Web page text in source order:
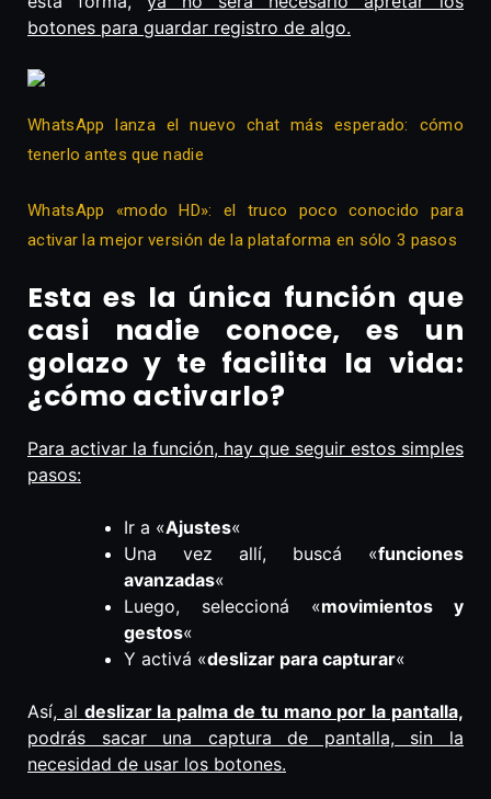
botones para guardar registro de algo.
WhatsApp lanza el nuevo chat más esperado: cómo
tenerlo antes que nadie
WhatsApp «modo HD»: el truco poco conocido para
activar la mejor versión de la plataforma en sólo 3 pasos
Esta es la única función que
casi nadie conoce, es un
golazo y te facilita la vida:
¿cómo activarlo?
Para activar la función, hay que seguir estos simples
pasos:
Ir a «Ajustes«
Una vez allí, buscá «funciones
avanzadas«
Luego, seleccioná «movimientos y
gestos«
Y activá «deslizar para capturar«
Así, al deslizar la palma de tu mano por la pantalla,
podrás sacar una captura de pantalla, sin la
necesidad de usar los botones.